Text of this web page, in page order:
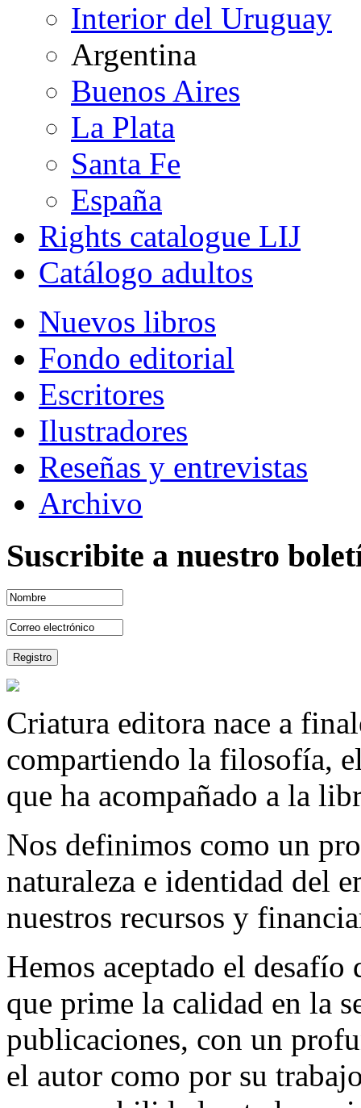
Interior del Uruguay
Argentina
Buenos Aires
La Plata
Santa Fe
España
Rights catalogue LIJ
Catálogo adultos
Nuevos libros
Fondo editorial
Escritores
Ilustradores
Reseñas y entrevistas
Archivo
Suscribite a nuestro
Criatura editora nace a
compartiendo la filosofía,
que ha acompañado a la
Nos definimos como un
naturaleza e identidad del
nuestros recursos y
Hemos aceptado el
que prime la calidad en la
publicaciones, con un
el autor como por su